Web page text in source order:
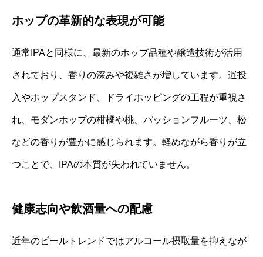
ホップの革新的な表現が可能
通常IPAと同様に、最新のホップ品種や醸造技術が活用
されており、香りの深みや複雑さが増しています。遅投
入やホップスタンド、ドライホッピングの工程が重視さ
れ、モダンホップの柑橘や桃、パッションフルーツ、松
などの香りが豊かに感じられます。軽めながら香りが立
つことで、IPAの本質が失われていません。
健康志向や飲酒量への配慮
近年のビールトレンドではアルコール摂取量を抑えなが